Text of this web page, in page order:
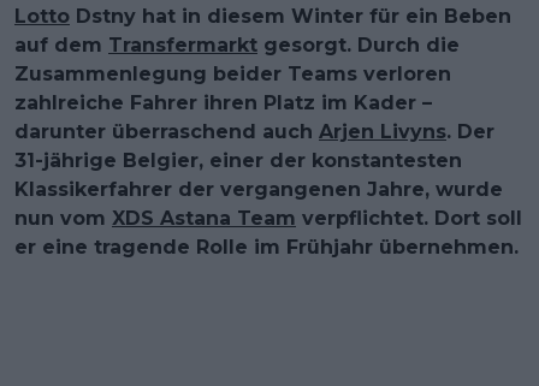
Lotto Dstny hat in diesem Winter für ein Beben
auf dem Transfermarkt gesorgt. Durch die
Zusammenlegung beider Teams verloren
zahlreiche Fahrer ihren Platz im Kader –
darunter überraschend auch Arjen Livyns. Der
31-jährige Belgier, einer der konstantesten
Klassikerfahrer der vergangenen Jahre, wurde
nun vom XDS Astana Team verpflichtet. Dort soll
er eine tragende Rolle im Frühjahr übernehmen.